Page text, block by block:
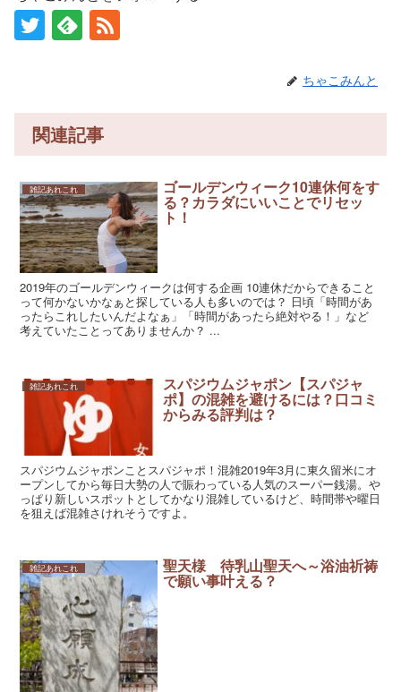
ちゃこみんと
関連記事
雑記あれこれ ゴールデンウィーク10連休何をす
る？カラダにいいことでリセッ
ト！
2019年のゴールデンウィークは何する企画 10連休だからできること
って何かないかなぁと探している人も多いのでは？ 日頃「時間があ
ったらこれしたいんだよなぁ」「時間があったら絶対やる！」など
考えていたことってありませんか？ ...
雑記あれこれ スパジウムジャポン【スパジャ
ポ】の混雑を避けるには？口コミ
からみる評判は？
スパジウムジャポンことスパジャポ！混雑2019年3月に東久留米にオ
ープンしてから毎日大勢の人で賑わっている人気のスーパー銭湯。や
っぱり新しいスポットとしてかなり混雑しているけど、時間帯や曜日
を狙えば混雑さけれそうですよ。
雑記あれこれ 聖天様 待乳山聖天へ～浴油祈祷
で願い事叶える？